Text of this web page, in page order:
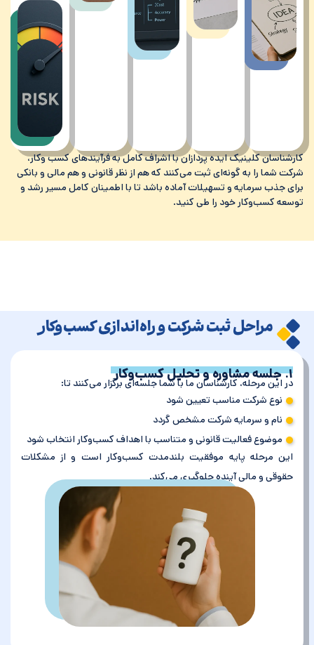
کلینیک ایده پردازان با اشراف کامل به فرآیندهای کسب وکار،
شما را به گونه‌ای ثبت می‌کنند که هم از نظر قانونی و هم مالی و بانکی
جذب سرمایه و تسهیلات آماده باشد تا با اطمینان کامل مسیر رشد و
کسب‌وکار خود را طی کنید.
مراحل ثبت شرکت و راه‌اندازی کسب‌وکار
در این مرحله، کارشناسان ما با شما جلسه‌ای برگزار می‌کنند تا:
نوع شرکت مناسب تعیین شود
نام و سرمایه شرکت مشخص گردد
موضوع فعالیت قانونی و متناسب با اهداف کسب‌وکار انتخاب شود
این مرحله پایه موفقیت بلندمدت کسب‌وکار است و از مشکلات
حقوقی و مالی آینده جلوگیری می‌کند.